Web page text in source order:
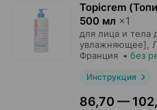
Topicrem
500 мл ×1
для лица и тела
увлажняющее],
Франция • без
Инструкция
86,70 —